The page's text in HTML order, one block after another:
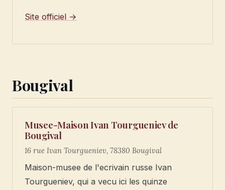
Site officiel →
Bougival
Musee-Maison Ivan Tourgueniev de
Bougival
16 rue Ivan Tourgueniev, 78380 Bougival
Maison-musee de l'ecrivain russe Ivan
Tourgueniev, qui a vecu ici les quinze